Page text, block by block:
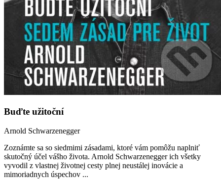
Buďte užitoční
Arnold Schwarzenegger
Zoznámte sa so siedmimi zásadami, ktoré vám pomôžu naplniť
skutočný účel vášho života. Arnold Schwarzenegger ich všetky
vyvodil z vlastnej životnej cesty plnej neustálej inovácie a
mimoriadnych úspechov ...